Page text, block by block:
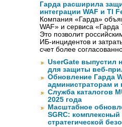
Гарда расширила
интеграции WAF и TI
Компания «Гарда»
WAF» и сервиса
Это позволит
ИБ-инцидентов и
счет более
UserGate выпустил
для защиты веб-
Обновление Гарда
администраторам и
Служба каталогов
2025 года
Масштабное
SGRC:
стратегической